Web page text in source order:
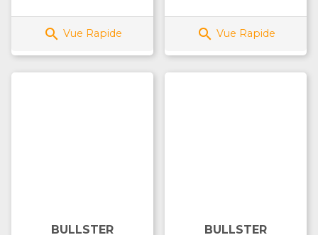
 Vue Rapide  Vue Rapide
BULLSTER
BULLSTER